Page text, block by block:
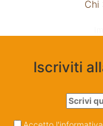
Chi
Iscriviti